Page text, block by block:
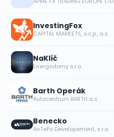
InvestingFox
CAPITAL MARKETS, o.c.p., a.s.
NaKlíč
Energodomy s.r.o.
Barth Operák
Autocentrum BARTH a.s.
Benecko
AnTePo Developement, s.r.o.